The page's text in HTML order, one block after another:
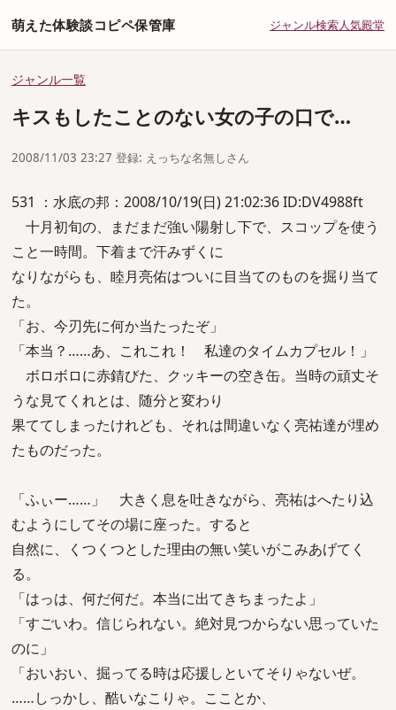
萌えた体験談コピペ保管庫 ジャンル検索人気殿堂
ジャンル一覧
キスもしたことのない女の子の口で…
2008/11/03 23:27 登録: えっちな名無しさん
531 ：水底の邦：2008/10/19(日) 21:02:36 ID:DV4988ft
十月初旬の、まだまだ強い陽射し下で、スコップを使う
こと一時間。下着まで汗みずくに
なりながらも、睦月亮佑はついに目当てのものを掘り当て
た。
「お、今刃先に何か当たったぞ」
「本当？……あ、これこれ！ 私達のタイムカプセル！」
ボロボロに赤錆びた、クッキーの空き缶。当時の頑丈そ
うな見てくれとは、随分と変わり
果ててしまったけれども、それは間違いなく亮祐達が埋め
たものだった。
「ふぃー……」 大きく息を吐きながら、亮祐はへたり込
むようにしてその場に座った。すると
自然に、くつくつとした理由の無い笑いがこみあげてく
る。
「はっは、何だ何だ。本当に出てきちまったよ」
「すごいわ。信じられない。絶対見つからない思っていた
のに」
「おいおい、掘ってる時は応援しといてそりゃないぜ。
……しっかし、酷いなこりゃ。こことか、